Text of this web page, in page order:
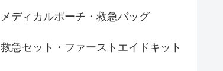
メディカルポーチ・救急バッグ
救急セット・ファーストエイドキット